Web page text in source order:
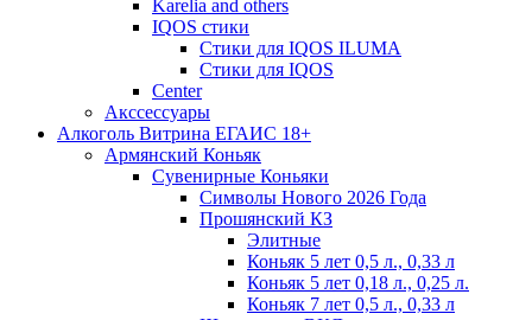
Karelia and others
IQOS стики
Стики для IQOS ILUMA
Стики для IQOS
Сenter
Акссессуары
Алкоголь Витрина ЕГАИС 18+
Армянский Коньяк
Сувенирные Коньяки
Символы Нового 2026 Года
Прошянский КЗ
Элитные
Коньяк 5 лет 0,5 л., 0,33 л
Коньяк 5 лет 0,18 л., 0,25 л.
Коньяк 7 лет 0,5 л., 0,33 л